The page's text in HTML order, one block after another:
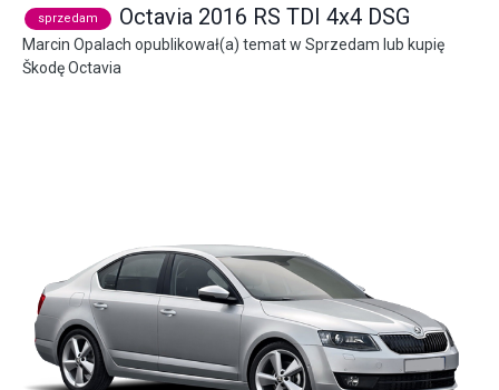
sprzedam Octavia 2016 RS TDI 4x4 DSG
Marcin Opalach opublikował(a) temat w Sprzedam lub kupię
Škodę Octavia